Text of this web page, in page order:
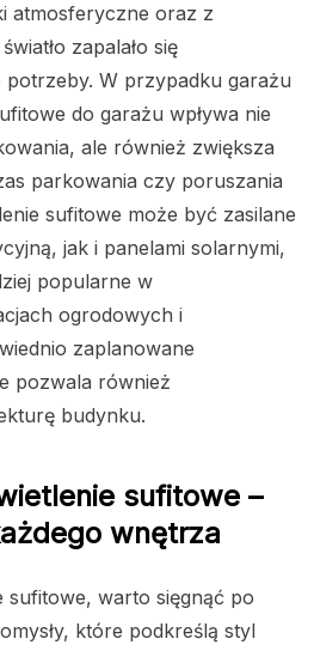
atmosferyczne oraz z
zapalało się
W przypadku garażu
do garażu wpływa nie
ale również zwiększa
parkowania czy poruszania
sufitowe może być zasilane
jak i panelami solarnymi,
popularne w
ogrodowych i
zaplanowane
pozwala również
budynku.
sufitowe –
wnętrza
sufitowe, warto sięgnąć po
które podkreślą styl